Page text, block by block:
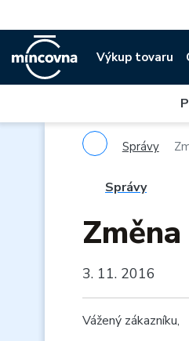
Výkup tovaru
Správy
Správy
3. 11. 2016
Vážený zákazníku,